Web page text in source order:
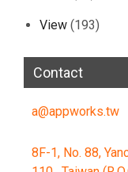
View (193)
Contact
a@appworks.tw
8F-1, No. 88,